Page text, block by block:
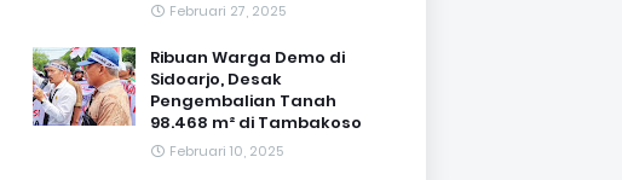
Februari 27, 2025
Ribuan Warga Demo di
Sidoarjo, Desak
Pengembalian Tanah
98.468 m² di Tambakoso
Februari 10, 2025